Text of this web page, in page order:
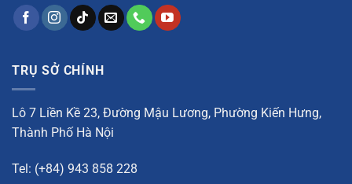
TRỤ SỞ CHÍNH
Lô 7 Liền Kề 23, Đường Mậu Lương, Phường Kiến Hưng,
Thành Phố Hà Nội
Tel: (+84) 943 858 228